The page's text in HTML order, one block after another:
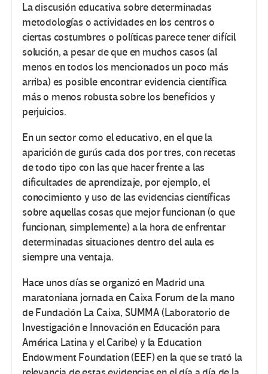
La discusión educativa sobre determinadas
metodologías o actividades en los centros o
ciertas costumbres o políticas parece tener difícil
solución, a pesar de que en muchos casos (al
menos en todos los mencionados un poco más
arriba) es posible encontrar evidencia científica
más o menos robusta sobre los beneficios y
perjuicios.
En un sector como el educativo, en el que la
aparición de gurús cada dos por tres, con recetas
de todo tipo con las que hacer frente a las
dificultades de aprendizaje, por ejemplo, el
conocimiento y uso de las evidencias científicas
sobre aquellas cosas que mejor funcionan (o que
funcionan, simplemente) a la hora de enfrentar
determinadas situaciones dentro del aula es
siempre una ventaja.
Hace unos días se organizó en Madrid una
maratoniana jornada en Caixa Forum de la mano
de Fundación La Caixa, SUMMA (Laboratorio de
Investigación e Innovación en Educación para
América Latina y el Caribe) y la Education
Endowment Foundation (EEF) en la que se trató la